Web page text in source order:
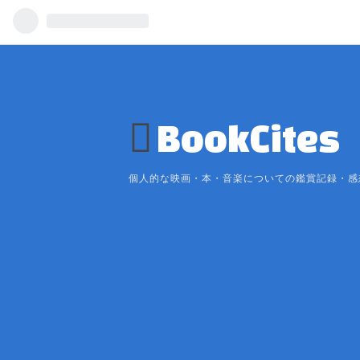
BookCites
個人的な映画・本・音楽についての鑑賞記録・感